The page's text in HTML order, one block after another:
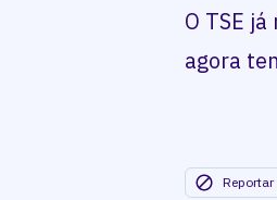
O TSE
agora
Reportar